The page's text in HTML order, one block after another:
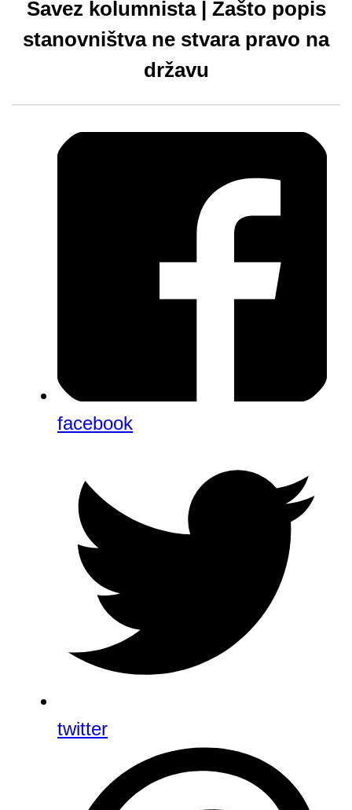
Savez kolumnista | Zašto popis
stanovništva ne stvara pravo na
državu
facebook
twitter